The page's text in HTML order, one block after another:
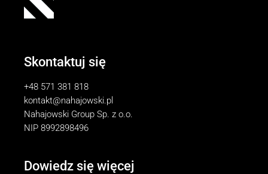
Skontaktuj się
+48 571 381 818
kontakt@nahajowski.pl
Nahajowski Group Sp. z o.o.
NIP 8992898496
Dowiedz się więcej